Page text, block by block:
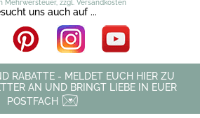
Mehrwersteuer, zzgl. Versandkosten
uns auch auf ...
RABATTE - MELDET EUCH HIER ZU
AN UND BRINGT LIEBE IN EUER
POSTFACH